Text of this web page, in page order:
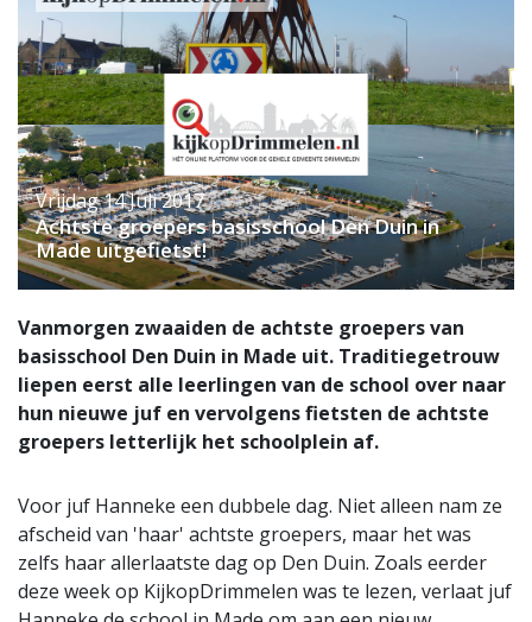
Vrijdag 14 Juli 2017
Achtste groepers basisschool Den Duin in
Made uitgefietst!
Vanmorgen zwaaiden de achtste groepers van
basisschool Den Duin in Made uit. Traditiegetrouw
liepen eerst alle leerlingen van de school over naar
hun nieuwe juf en vervolgens fietsten de achtste
groepers letterlijk het schoolplein af.
Voor juf Hanneke een dubbele dag. Niet alleen nam ze
afscheid van 'haar' achtste groepers, maar het was
zelfs haar allerlaatste dag op Den Duin. Zoals eerder
deze week op KijkopDrimmelen was te lezen, verlaat juf